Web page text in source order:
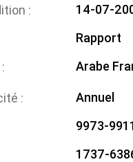
14-07-
Rapport
Arabe
Annuel
9973-
1737-